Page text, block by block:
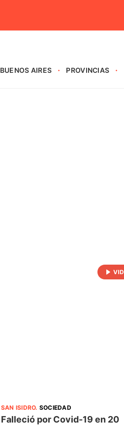
BUENOS AIRES PROVINCIAS
SAN ISIDRO. SOCIEDAD
Falleció por Covid-19 en 20